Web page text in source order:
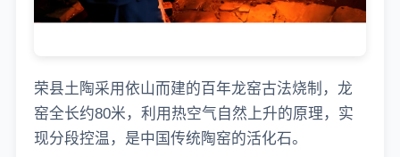
荣县土陶采用依山而建的百年龙窑古法烧制，龙
窑全长约80米，利用热空气自然上升的原理，实
现分段控温，是中国传统陶窑的活化石。